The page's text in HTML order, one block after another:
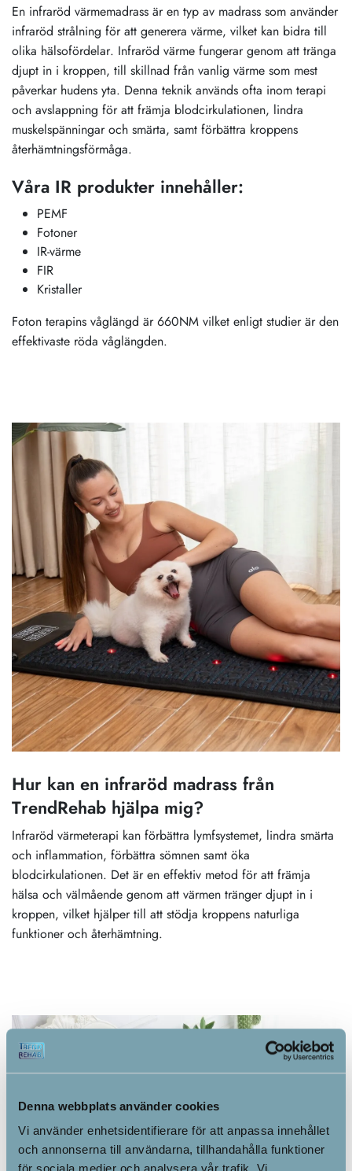
Denna webbplats använder cookies
Vi använder enhetsidentifierare för att anpassa innehållet
och annonserna till användarna, tillhandahålla funktioner
En infraröd värmemadrass är en typ av madrass som använder
infraröd strålning för att generera värme, vilket kan bidra till
olika hälsofördelar. Infraröd värme fungerar genom att tränga
djupt in i kroppen, till skillnad från vanlig värme som mest
påverkar hudens yta. Denna teknik används ofta inom terapi
och avslappning för att främja blodcirkulationen, lindra
muskelspänningar och smärta, samt förbättra kroppens
återhämtningsförmåga.
Våra IR produkter innehåller:
PEMF
Fotoner
IR-värme
FIR
Kristaller
Foton terapins våglängd är 660NM vilket enligt studier är den
effektivaste röda våglängden.
Hur kan en infraröd madrass från
TrendRehab hjälpa mig?
Infraröd värmeterapi kan förbättra lymfsystemet, lindra smärta
och inflammation, förbättra sömnen samt öka
blodcirkulationen. Det är en effektiv metod för att främja
hälsa och välmående genom att värmen tränger djupt in i
kroppen, vilket hjälper till att stödja kroppens naturliga
funktioner och återhämtning.